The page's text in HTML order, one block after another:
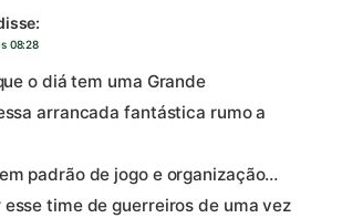
08:28
o diá tem uma Grande
arrancada fantástica rumo a
padrão de jogo e organização…
time de guerreiros de uma vez